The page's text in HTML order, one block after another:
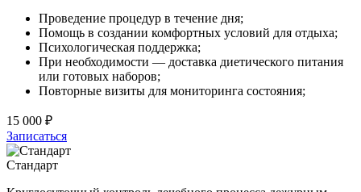
Проведение процедур в течение дня;
Помощь в создании комфортных условий для отдыха;
Психологическая поддержка;
При необходимости — доставка диетического питания
или готовых наборов;
Повторные визиты для мониторинга состояния;
15 000 ₽
Записаться
Стандарт